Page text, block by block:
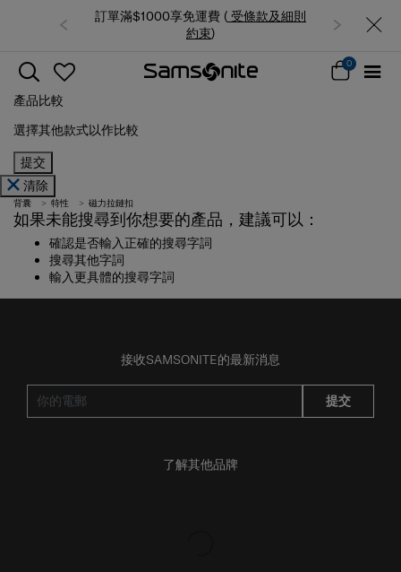
訂單滿$1000享免運費 ( 受條款及細則
約束)
0
產品比較
選擇其他款式以作比較
提交
清除
背囊 特性 磁力拉鏈扣
如果未能搜尋到你想要的產品，建議可以：
確認是否輸入正確的搜尋字詞
搜尋其他字詞
輸入更具體的搜尋字詞
接收SAMSONITE的最新消息
提交
了解其他品牌